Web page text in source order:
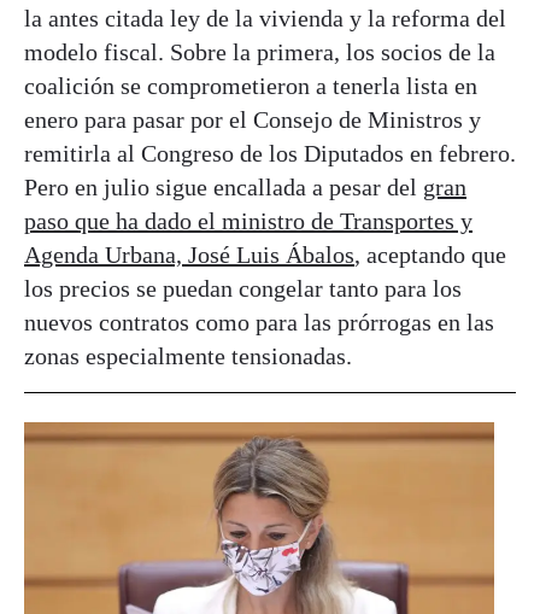
la antes citada ley de la vivienda y la reforma del
modelo fiscal. Sobre la primera, los socios de la
coalición se comprometieron a tenerla lista en
enero para pasar por el Consejo de Ministros y
remitirla al Congreso de los Diputados en febrero.
Pero en julio sigue encallada a pesar del gran
paso que ha dado el ministro de Transportes y
Agenda Urbana, José Luis Ábalos, aceptando que
los precios se puedan congelar tanto para los
nuevos contratos como para las prórrogas en las
zonas especialmente tensionadas.